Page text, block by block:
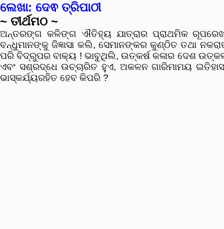
ଲେଖା: ଦେଵ ତ୍ରିପାଠୀ
~ ତୀର୍ଥମଠ ~
ଅନ୍ତରଙ୍ଗ କଳିଙ୍ଗ ଐତିହ୍ୟ ଯାତ୍ରାର ପ୍ରାଥମିକ
ବନ୍ଧୁମାନଙ୍କୁ ଜିଜ୍ଞାସା କଲି, ସେମାନଙ୍କର କୁଣ୍ଠିତ ତଥା
ପରି ବିଦ୍ରୁପର ବାକ୍ୟ ! ଭାବୁଥିଲି, ଉତ୍କର୍ଷ କଳାର ଦେଶ ଉତ୍କଳ
ଏବଂ ସଶ୍ରଦ୍ଧେ ଉଚ୍ଚାରିତ ହୁଏ, ଅକଳନ ଗାରିମାମୟ
ଭାସ୍କର୍ଯ୍ୟରହିତ ହେବ କିପରି ?